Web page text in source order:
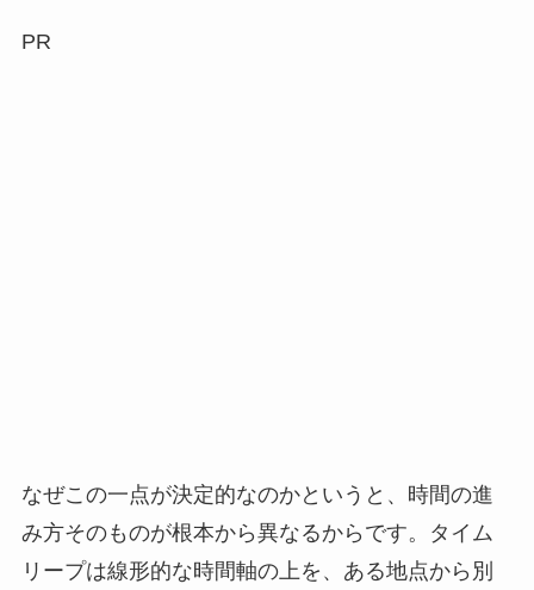
PR
なぜこの一点が決定的なのかというと、時間の進
み方そのものが根本から異なるからです。タイム
リープは線形的な時間軸の上を、ある地点から別